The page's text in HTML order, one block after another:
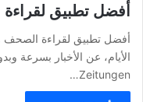
أفضل تطبيق لقراءة
أفضل تطبيق لقراءة الصحف
Zeitungen…